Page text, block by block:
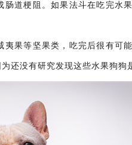
道梗阻。如果法斗在吃完水
果等坚果类，吃完后很有可
还没有研究发现这些水果狗狗